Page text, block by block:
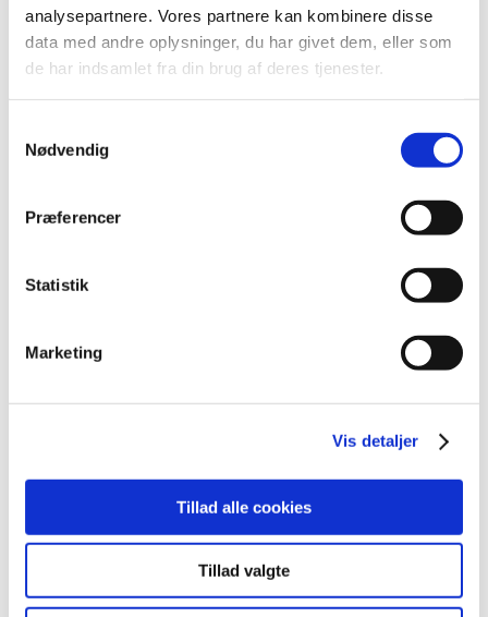
analysepartnere. Vores partnere kan kombinere disse
data med andre oplysninger, du har givet dem, eller som
de har indsamlet fra din brug af deres tjenester.
Nødvendig
Præferencer
Statistik
Marketing
Vis detaljer
Tillad alle cookies
Tillad valgte
december (3)
november (3)
oktober (1)
september (7)
juli (2)
maj (2)
2013 (49)
2009 (14)
2007 (3)
2005 (2)